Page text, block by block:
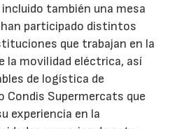
también una mesa
han participado distintos
que trabajan en la
la movilidad eléctrica, así
de logística de
Condis Supermercats que
experiencia en la